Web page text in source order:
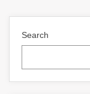
Search